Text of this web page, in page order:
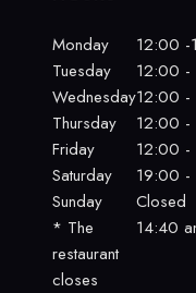
Monday
12:00 -
Tuesday
12:00
Wednesday12:00 -
Thursday
12:00
Friday
12:00
Saturday
19:00
Sunday
Closed
* The
restaurant
closes
14:40